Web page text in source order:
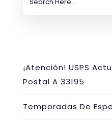
¡Atención! USPS
Postal A 33195
Temporadas De